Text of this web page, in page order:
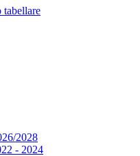
tabellare
2028
- 2024